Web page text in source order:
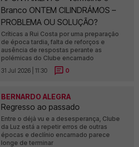
Branco ONTEM CILINDRÁMOS –
PROBLEMA OU SOLUÇÃO?
Críticas a Rui Costa por uma preparação
de época tardia, falta de reforços e
ausência de respostas perante as
polémicas do Clube encarnado
31 Jul 2026 | 11:30
0
BERNARDO ALEGRA
Regresso ao passado
Entre o déjà vu e a desesperança, Clube
da Luz está a repetir erros de outras
épocas e declínio encarnado parece
longe de terminar